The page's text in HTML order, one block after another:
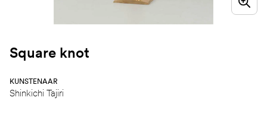
Square knot
KUNSTENAAR
Shinkichi Tajiri